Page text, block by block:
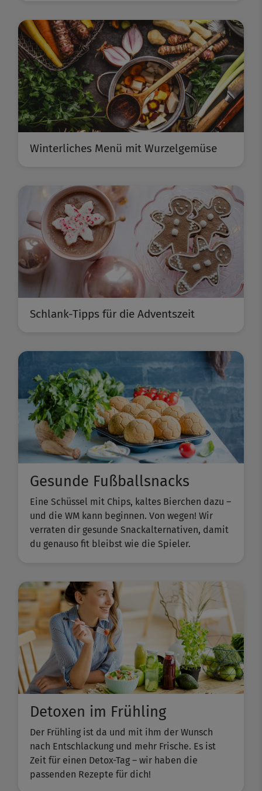
Winterliches Menü mit Wurzelgemüse
Schlank-Tipps für die Adventszeit
Gesunde Fußballsnacks
Eine Schüssel mit Chips, kaltes Bierchen dazu –
und die WM kann beginnen. Von wegen! Wir
verraten dir gesunde Snackalternativen, damit
du genauso fit bleibst wie die Spieler.
Detoxen im Frühling
Der Frühling ist da und mit ihm der Wunsch
nach Entschlackung und mehr Frische. Es ist
Zeit für einen Detox-Tag – wir haben die
passenden Rezepte für dich!